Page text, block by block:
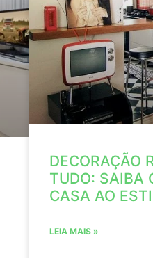
DECORAÇÃO
TUDO: SAIBA
CASA AO
LEIA MAIS »